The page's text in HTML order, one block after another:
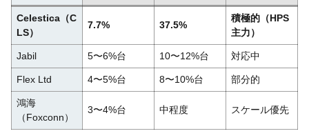
Celestica（C
LS）
7.7% 37.5%
積極的（HPS
主力）
Jabil 5〜6%台 10〜12%台 対応中
Flex Ltd 4〜5%台 8〜10%台 部分的
鴻海
（Foxconn）
3〜4%台 中程度 スケール優先